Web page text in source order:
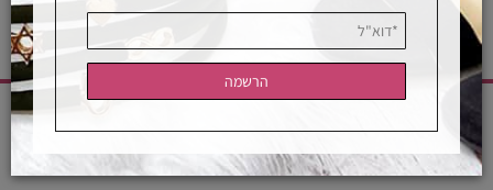
CATEGORIES